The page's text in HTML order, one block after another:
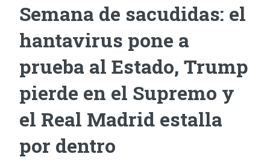
Semana de sacudidas: el
hantavirus pone a
prueba al Estado, Trump
pierde en el Supremo y
el Real Madrid estalla
por dentro